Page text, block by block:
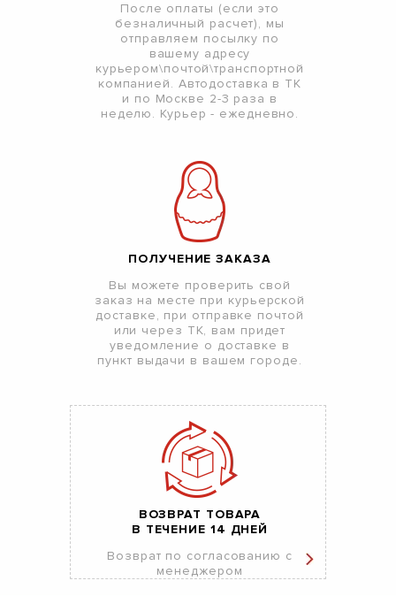
После оплаты (если это
безналичный расчет), мы
отправляем посылку по
вашему адресу
курьером\почтой\транспортной
компанией. Автодоставка в ТК
и по Москве 2-3 раза в
неделю. Курьер - ежедневно.
ПОЛУЧЕНИЕ ЗАКАЗА
Вы можете проверить свой
заказ на месте при курьерской
доставке, при отправке почтой
или через ТК, вам придет
уведомление о доставке в
пункт выдачи в вашем городе.
ВОЗВРАТ ТОВАРА
В ТЕЧЕНИЕ 14 ДНЕЙ
Возврат по согласованию с
менеджером